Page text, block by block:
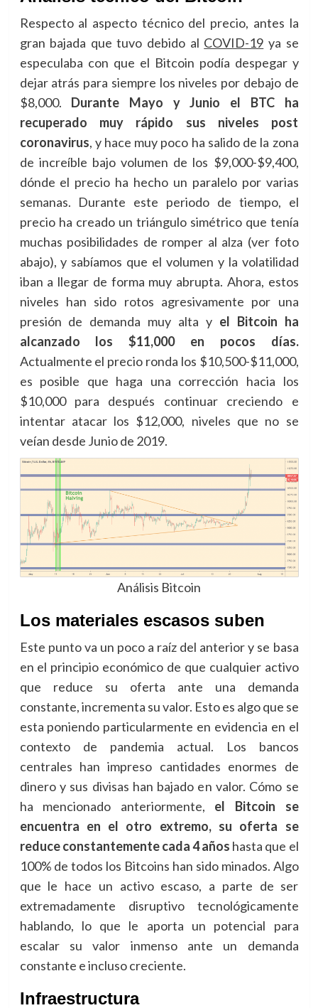
Respecto al aspecto técnico del precio, antes la
gran bajada que tuvo debido al COVID-19 ya se
especulaba con que el Bitcoin podía despegar y
dejar atrás para siempre los niveles por debajo de
$8,000. Durante Mayo y Junio el BTC ha
recuperado muy rápido sus niveles post
coronavirus, y hace muy poco ha salido de la zona
de increíble bajo volumen de los $9,000-$9,400,
dónde el precio ha hecho un paralelo por varias
semanas. Durante este periodo de tiempo, el
precio ha creado un triángulo simétrico que tenía
muchas posibilidades de romper al alza (ver foto
abajo), y sabíamos que el volumen y la volatilidad
iban a llegar de forma muy abrupta. Ahora, estos
niveles han sido rotos agresivamente por una
presión de demanda muy alta y el Bitcoin ha
alcanzado los $11,000 en pocos días.
Actualmente el precio ronda los $10,500-$11,000,
es posible que haga una corrección hacia los
$10,000 para después continuar creciendo e
intentar atacar los $12,000, niveles que no se
veían desde Junio de 2019.
Análisis Bitcoin
Los materiales escasos suben
Este punto va un poco a raíz del anterior y se basa
en el principio económico de que cualquier activo
que reduce su oferta ante una demanda
constante, incrementa su valor. Esto es algo que se
esta poniendo particularmente en evidencia en el
contexto de pandemia actual. Los bancos
centrales han impreso cantidades enormes de
dinero y sus divisas han bajado en valor. Cómo se
ha mencionado anteriormente, el Bitcoin se
encuentra en el otro extremo, su oferta se
reduce constantemente cada 4 años hasta que el
100% de todos los Bitcoins han sido minados. Algo
que le hace un activo escaso, a parte de ser
extremadamente disruptivo tecnológicamente
hablando, lo que le aporta un potencial para
escalar su valor inmenso ante un demanda
constante e incluso creciente.
Infraestructura